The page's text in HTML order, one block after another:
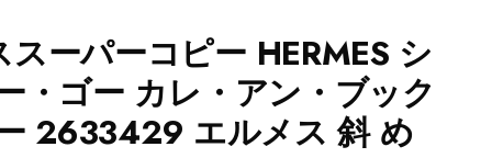
ーパーコピー HERMES シ
・ゴー カレ・アン・ブック
2633429 エルメス 斜 め